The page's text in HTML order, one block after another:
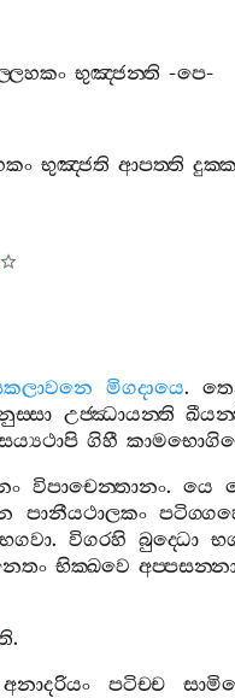
භුඤ‍්ජන‍්ති -පෙ-
භුඤ‍්ජති ආපත‍්ති
මිගදායෙ.
උජ‍්ඣායන‍්ති
ගිහී
විපාචෙන‍්තානං. යෙ
පානීයථාලකං
භගවා.විගරහි බුද‍්ධො
භික‍්ඛවෙ
.
අනාදරියං පටිච‍්ච